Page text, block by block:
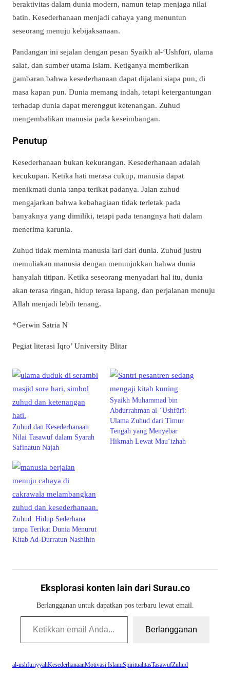
beraktivitas dalam dunia modern, namun tetap menjaga nilai
batin. Kesederhanaan menjadi cahaya yang menuntun
seseorang menuju kebijaksanaan.
Pandangan ini sejalan dengan pesan Syaikh al-‘Ushfūrī, ulama
salaf, dan sumber utama Islam. Ketiganya memberikan
gambaran bahwa kesederhanaan dapat dijalani siapa pun, di
masa kapan pun. Dunia memang indah, tetapi ketergantungan
terhadap dunia dapat merenggut ketenangan. Zuhud
mengembalikan manusia pada keseimbangan.
Penutup
Kesederhanaan bukan kekurangan. Kesederhanaan adalah
kecukupan. Ketika hati merasa cukup, manusia dapat
menikmati dunia tanpa terikat padanya. Jalan zuhud
mengajarkan bahwa kebahagiaan tidak terletak pada
banyaknya yang dimiliki, tetapi pada tenangnya hati dalam
menerima karunia.
Zuhud tidak meminta manusia lari dari dunia. Zuhud justru
memuliakan manusia dengan menunjukkan bahwa dunia
hanyalah titipan. Ketika seseorang menyadari hal itu, dunia
akan terasa ringan, hidup terasa lapang, dan perjalanan menuju
Allah menjadi lebih tenang.
*Gerwin Satria N
Pegiat literasi Iqro’ University Blitar
Zuhud dan Kesederhanaan:
Nilai Tasawuf dalam Syarah
Safinatun Najah
Syaikh Muhammad bin
Abdurrahman al-‘Ushfūrī:
Ulama Zuhud dari Timur
Tengah yang Menyebar
Hikmah Lewat Mau‘izhah
Zuhud: Hidup Sederhana
tanpa Terikat Dunia Menurut
Kitab Ad-Durratun Nashihin
Eksplorasi konten lain dari Surau.co
Berlangganan untuk dapatkan pos terbaru lewat email.
Ketikkan email Anda...
Berlangganan
al-ushfuriyyahKesederhanaanMotivasi IslamiSpiritualitasTasawufZuhud